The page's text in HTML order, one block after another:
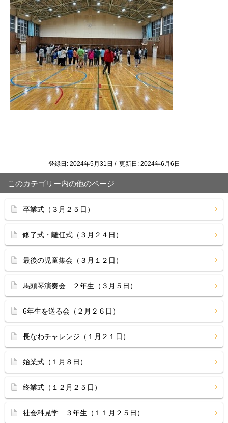
登録日: 2024年5月31日 / 更新日: 2024年6月6日
このカテゴリー内の他のページ
卒業式（３月２５日）
修了式・離任式（３月２４日）
最後の児童集会（３月１２日）
馬頭琴演奏会 ２年生（３月５日）
6年生を送る会（２月２６日）
長なわチャレンジ（１月２１日）
始業式（１月８日）
終業式（１２月２５日）
社会科見学 ３年生（１１月２５日）